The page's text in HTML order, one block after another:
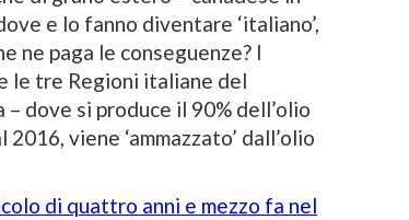
e lo fanno diventare ‘italiano’,
ne paga le conseguenze? I
le tre Regioni italiane del
dove si produce il 90% dell’olio
viene ‘ammazzato’ dall’olio
di quattro anni e mezzo fa nel